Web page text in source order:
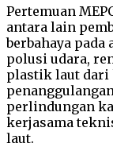
Pertemuan
antara lain
berbahaya pada
polusi udara,
plastik laut dari
perlindungan
kerjasama
laut.